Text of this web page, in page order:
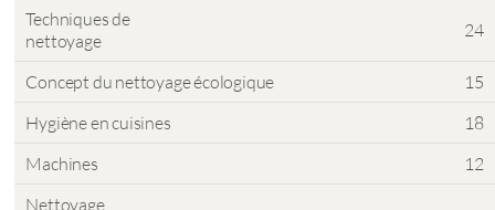
Techniques de
nettoyage
24
Concept du nettoyage écologique
15
Hygiène en cuisines
18
Machines
12
Nettoyage